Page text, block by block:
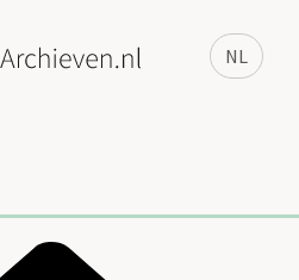
NL